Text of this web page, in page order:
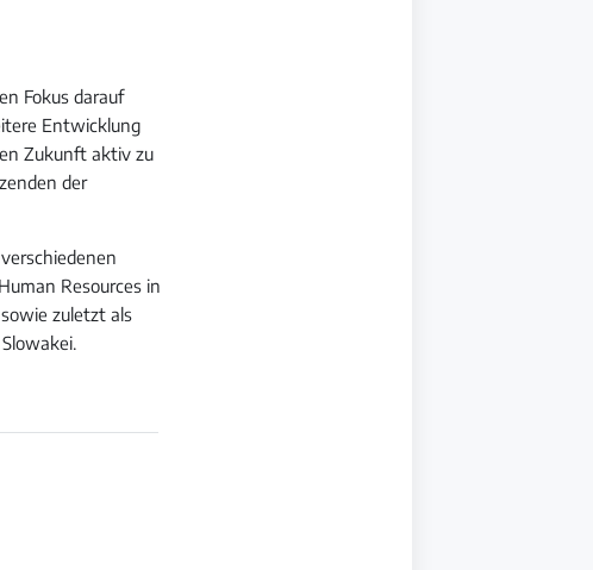
Fokus darauf
Entwicklung
Zukunft aktiv zu
der
Resources in
zuletzt als